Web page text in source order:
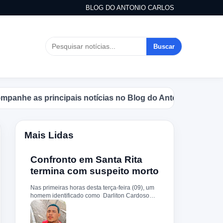
BLOG DO ANTONIO CARLOS
Buscar
as principais notícias no Blog do Antonio Carlos.
Mais Lidas
Confronto em Santa Rita
termina com suspeito morto
Nas primeiras horas desta terça-feira (09), um
homem identificado como Darliton Cardoso
Pereira morreu após confronto com a Polícia
Militar no povoado Timbotiba, zona rural de
Santa Rita. De acordo com a PM, os policiais